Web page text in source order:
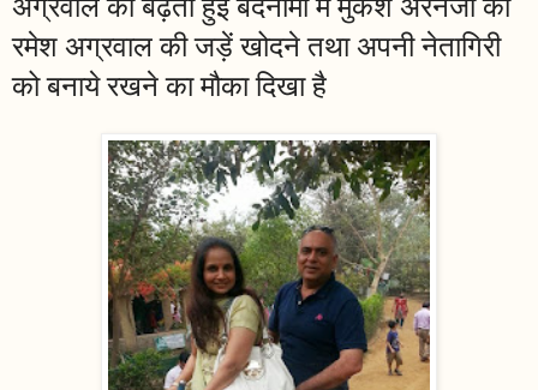
रमेश अग्रवाल की जड़ें खोदने तथा अपनी नेतागिरी
को बनाये रखने का मौका दिखा है